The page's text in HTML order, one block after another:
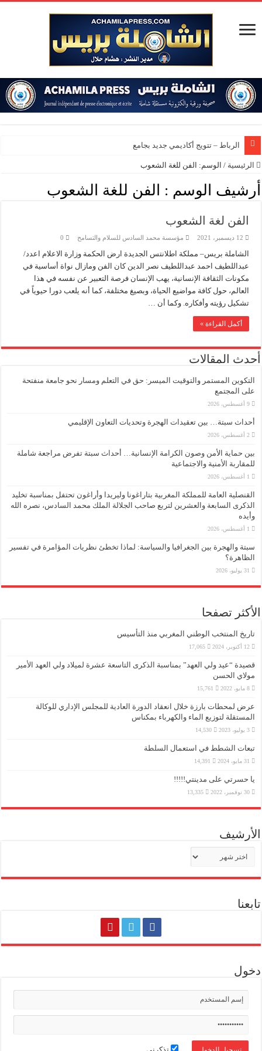
الرباط – تتويج أكاديمي جديد بجامعة محم
الرئيسية / الوسم: الفن للغة الشعوب
أرشيف الوسم : الفن للغة الشعوب
الفن لغة الشعوب
12 ديسمبر، 2021 مؤسسة محمد السادس للسلام والتسامح 0
الشاملة بريس– مملكة اطلانتس الجديدة ارض الحكمة وزارة الاعلام اعدد/
عبداللطيف احمد عبداللطيف نصر الدين كان الفن ومازال نواة أساسية في
مكونات الثقافة الإنسانية، يهب الإنسان فرصة التعبير عن نفسه في هذا
العالم، حول كافة مواضيع الحياة، وبصيغ مختلفة، كما أنه يلعب دورا حيوياً في
تشكيل رؤيته وأفكاره. وكما أن …
أكمل القراءة »
أحدث المقالات
التكوين المستمر والتوقيت الميسر: حق في التعلم ومسار نحو جامعة منفتحة
على المجتمع
9 أغسطس، 2026
أحداث سبتة… بين تعقيدات الهجرة وتحديات التعاون الإقليمي
2 أغسطس، 2026
بين حماية الأمن وصون الكرامة الإنسانية… أحداث سبتة تفرض مراجعة شاملة
للمقاربة الأمنية والاجتماعية
1 أغسطس، 2026
القنصلية العامة للمملكة المغربية بتاراغونا وليريدا وأراغون تحتفل بمناسبة تخليد
الذكرى السابعة والعشرين لتربع صاحب الجلالة الملك محمد السادس، نصره الله
وأيده
1 أغسطس، 2026
سبتة والهجرة بين الجغرافيا والسياسة: لماذا تخطئ نظريات المؤامرة في تفسير
الظاهرة؟
31 يوليو، 2026
الأكثر تصفحا
تاريخ المنتخب الوطني المغربي منذ التأسيس
12 أكتوبر، 2024 17,065
قصيدة “عيد ولي العهد” بمناسبة الذكرى التاسعة عشرة لميلاد ولي العهد الأمير
مولاي الحسن
8 مايو، 2022 15,761
عرض لمحطات بارزة خلال انعقاد الدورة العادية للمجلس الإداري للوكالة
المستقلة لتوزيع الماء والكهرباء بمكناس
3 يوليو، 2023 14,530
تبعات الشطط في استعمال السلطة
31 مايو، 2024 14,391
يا حسرتي على مدينتي!!!!!
30 نوفمبر، 2022 13,335
الأرشيف
تابعنا
دخول